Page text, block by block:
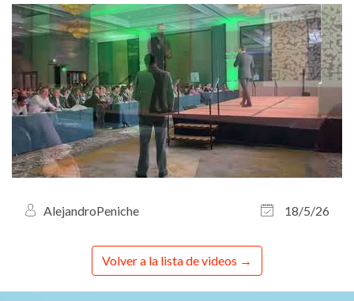
AlejandroPeniche 18/5/26
Volver a la lista de videos